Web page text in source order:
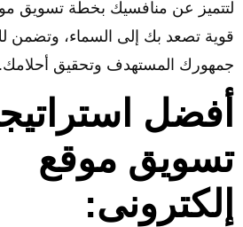
لتتميز عن منافسيك بخطة تسويق
قوية تصعد بك إلى السماء، وتضمن
جمهورك المستهدف وتحقيق أحلامك.
أفضل
تسويق موقع
إلكترونى: